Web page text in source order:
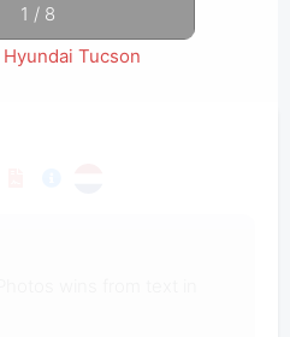
1 / 8
Tucson